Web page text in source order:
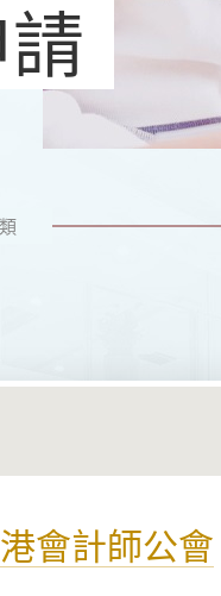
會計師公會